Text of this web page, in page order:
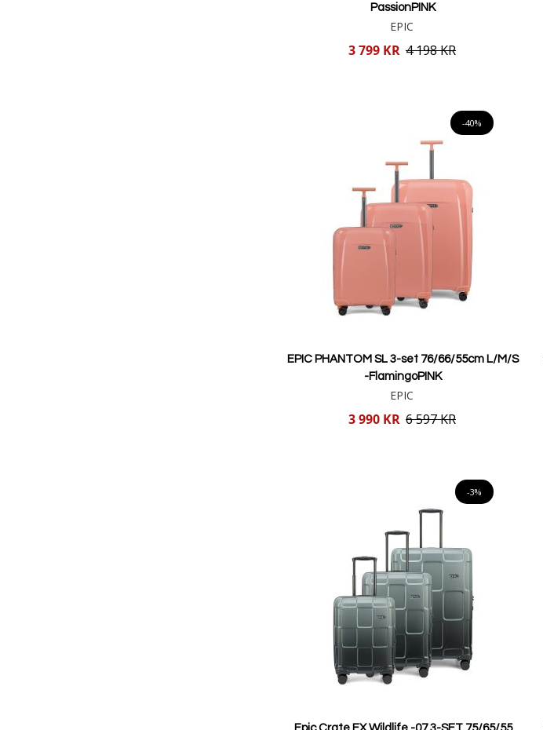
PassionPINK
EPIC
3 799 KR 4 198 KR
-40%
EPIC PHANTOM SL 3-set 76/66/55cm L/M/S
-FlamingoPINK
EPIC
3 990 KR 6 597 KR
-3%